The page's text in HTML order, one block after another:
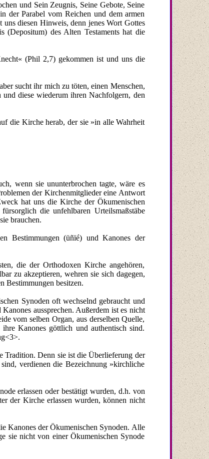
und Sein Zeugnis, Seine Gebote, Seine
der Parabel vom Reichen und dem armen
diesen Hinweis, denn jenes Wort Gottes
(Depositum) des Alten Testaments hat die
(Phil 2,7) gekommen ist und uns die
sucht ihr mich zu töten, einen Menschen,
diese wiederum ihren Nachfolgern, den
die Kirche herab, der sie »in alle Wahrheit
wenn sie ununterbrochen tagte, wäre es
der Kirchenmitglieder eine Antwort
hat uns die Kirche der Ökumenischen
die unfehlbaren Urteilsmaßstäbe
brauchen.
Bestimmungen (üñïé) und Kanones der
die der Orthodoxen Kirche angehören,
zu akzeptieren, wehren sie sich dagegen,
Bestimmungen besitzen.
Synoden oft wechselnd gebraucht und
aussprechen. Außerdem ist es nicht
vom selben Organ, aus derselben Quelle,
Kanones göttlich und authentisch sind.
Tradition. Denn sie ist die Überlieferung der
verdienen die Bezeichnung »kirchliche
erlassen oder bestätigt wurden, d.h. von
der Kirche erlassen wurden, können nicht
Kanones der Ökumenischen Synoden. Alle
sie nicht von einer Ökumenischen Synode